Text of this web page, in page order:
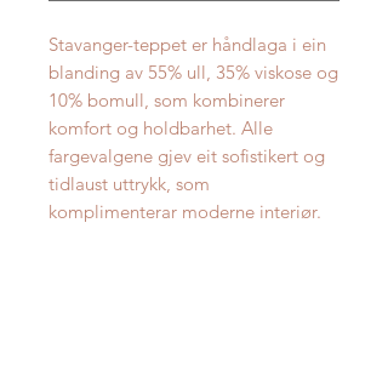
Stavanger-teppet er håndlaga i ein
blanding av 55% ull, 35% viskose og
10% bomull, som kombinerer
komfort og holdbarhet. Alle
fargevalgene gjev eit sofistikert og
tidlaust uttrykk, som
komplimenterar moderne interiør.